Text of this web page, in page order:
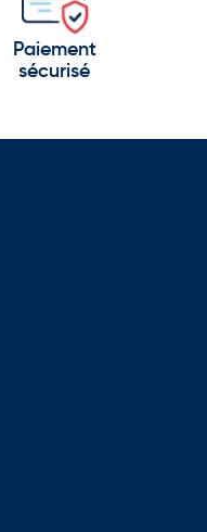
Paiement
sécurisé